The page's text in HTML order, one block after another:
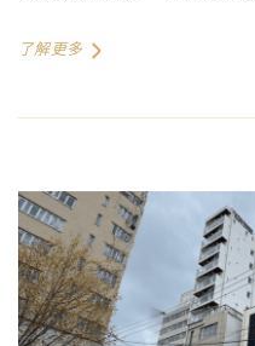
了解更多